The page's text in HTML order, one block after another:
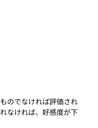
のでなければ評価され
なければ、好感度が下